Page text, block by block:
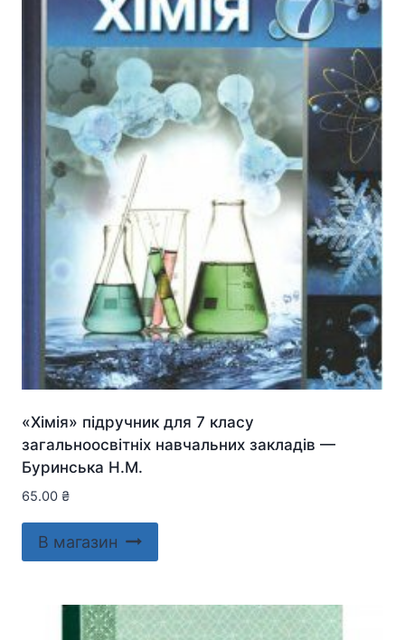
«Хімія» підручник для 7 класу
загальноосвітніх навчальних закладів —
Буринська Н.М.
65.00 ₴
В магазин